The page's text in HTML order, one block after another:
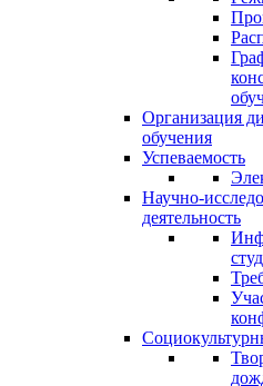
Организация
обучения
Успеваемость
Научно-
деятельность